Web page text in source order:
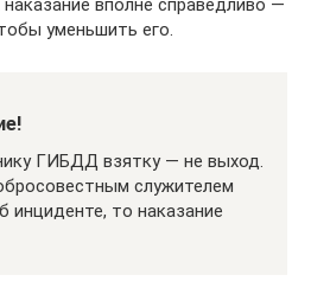
вполне справедливо —
уменьшить его.
ГИБДД взятку — не выход.
служителем
инциденте, то наказание